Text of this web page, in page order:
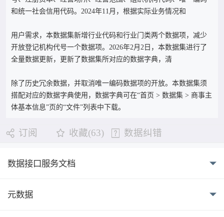
和统一社会信用代码。2024年11月，根据实际业务情况和
用户需求，本数据集新增行业代码和行业门类两个数据项，减少
开放登记机构代号一个数据项。2026年2月2日，本数据集进行了
全量数据更新，更新了数据集所对应的数据字典，清
除了历史冗余数据，并取消唯一编码数据项的开放。本数据集须
搭配对应的数据字典使用，数据字典可在“首页 > 数据集 > 商事主
体基本信息”页的“文件”列表中下载。
订阅 收藏(63) 数据纠错
数据接口服务文档
元数据